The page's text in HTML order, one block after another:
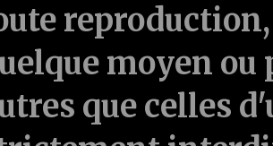
moyen ou
que celles